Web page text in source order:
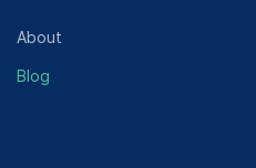
About
Blog